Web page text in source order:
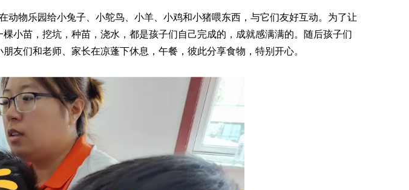
物乐园给小兔子、小鸵鸟、小羊、小鸡和小猪喂东西，与它们友好互动。为了让
小苗，挖坑，种苗，浇水，都是孩子们自己完成的，成就感满满的。随后孩子们
友们和老师、家长在凉蓬下休息，午餐，彼此分享食物，特别开心。